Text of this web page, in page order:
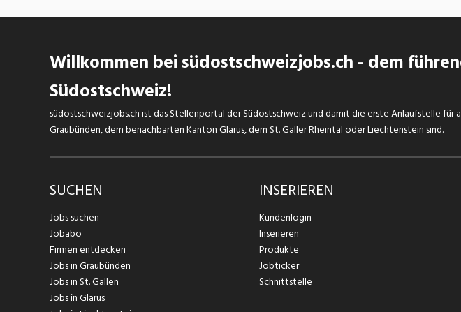
Willkommen bei südostschweizjobs.ch - dem
Südostschweiz!
südostschweizjobs.ch ist das Stellenportal der Südostschweiz und damit die erste Anlaufstelle für
Graubünden, dem benachbarten Kanton Glarus, dem St. Galler Rheintal oder Liechtenstein sind.
SUCHEN
Jobs suchen
Jobabo
Firmen entdecken
Jobs in Graubünden
Jobs in St. Gallen
Jobs in Glarus
INSERIEREN
Kundenlogin
Inserieren
Produkte
Jobticker
Schnittstelle